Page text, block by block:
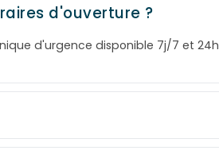
d'ouverture ?
d'urgence disponible 7j/7 et